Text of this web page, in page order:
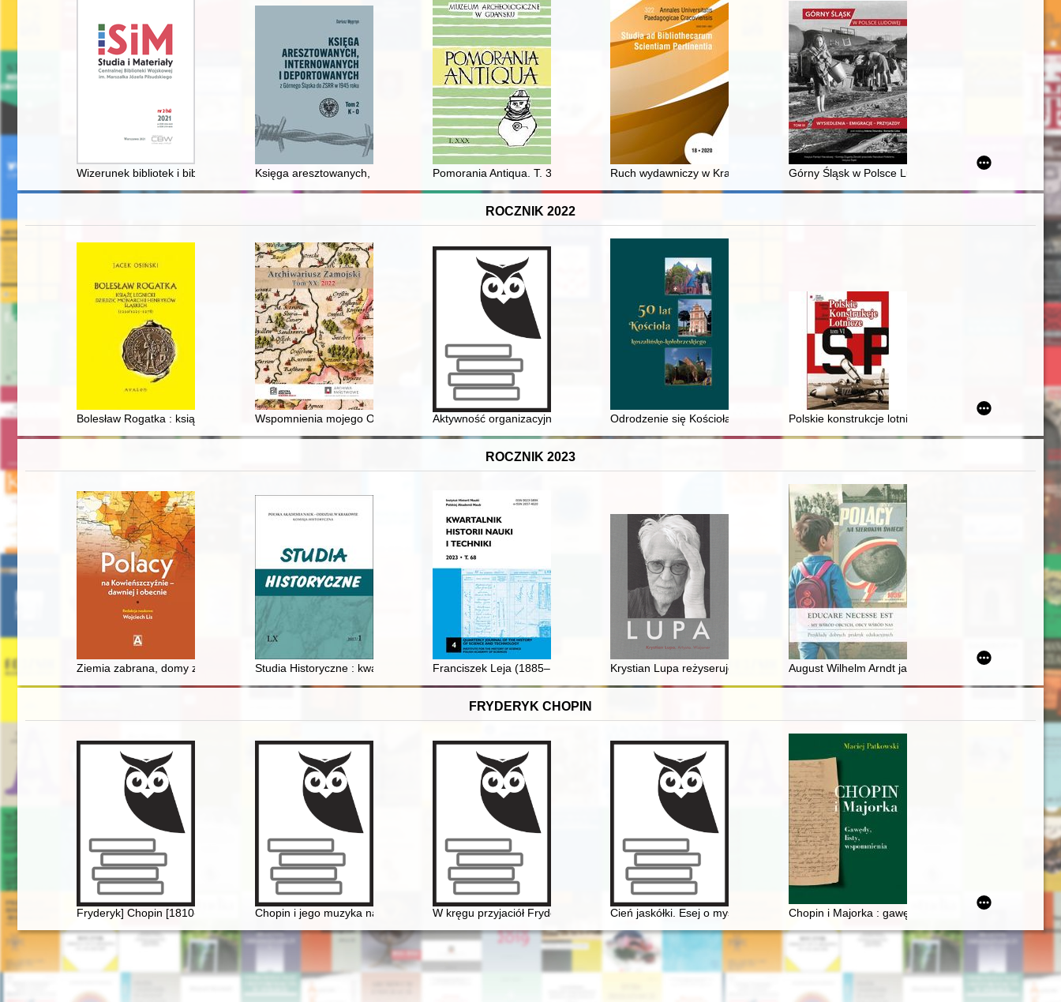
Wizerunek bibliotek i bibliotekarzy w wybranych filmach i serialach telewizyjnych = The image of libraries and librarians in selected films and TV series
Księga aresztowanych, internowanych i deportowanych z Górnego Śląska do ZSRR w 1945 roku. T. 2,
Pomorania Antiqua. T. 30 (2021) Ruch wydawniczy w Krakowie w pierwszych latach niepodległości
Górny Śląsk w Polsce Ludowej. T. 3,
ROCZNIK 2022
Bolesław Rogatka : książę legnicki, dziedzic monarchii Henryków śląskich : (1220/1225-1278)
Wspomnienia mojego Ojca Tomasza Wiciejewskiego (1908-1988) = Memoirs of my Father,Tomasz Wiciejewski (1908-1988)
Aktywność organizacyjna i społeczno-kulturalna Karaimów na przełomie XX i XXI wieku
Odrodzenie się Kościoła katolickiego w SłupskuPolskie konstrukcje lotnicze. T. 6, malowania
ROCZNIK 2023
Ziemia zabrana, domy zburzone, ludzie zesłani, zmieniona tożsamość człowieka" : relacja z nocnej Polaków rozmowy, przeprowadzonej 22 czerwca 2022 r. w Domu Polskim w Wędziagole
Studia Historyczne : kwartalnik. R. 60, z. 1 (2017)Franciszek Leja (1885–1979) i jego wspomnienia "Dawniej było inaczej"
Krystian Lupa reżyseruje za granicąAugust Wilhelm Arndt jako przykład nobilitowanego w
FRYDERYK CHOPIN
Fryderyk] Chopin [1810-1849] i George Sand [1804-1876] miłość nie od pierwszego spojrzenia
Chopin i jego muzyka na Dolnym Śląsku" - wystawa w Archiwum Państwowym we Wrocławiu
W kręgu przyjaciół Fryderyka Chopina - doktor Jan Matuszyński (1808-1842)
Cień jaskółki. Esej o myślach ChopinaChopin i Majorka : gawędy, listy, wspomnienia